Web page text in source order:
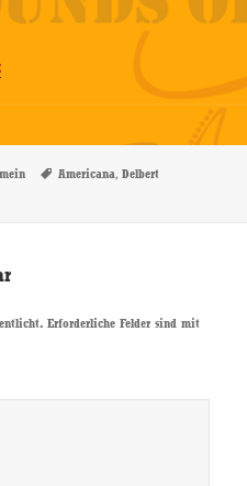
Schlagwörter
Americana,Delbert
Erforderliche Felder sind mit